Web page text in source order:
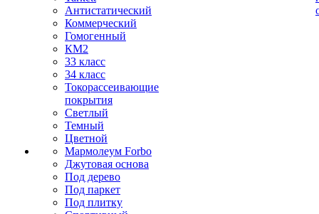
Антистатический
Коммерческий
Гомогенный
КМ2
33 класс
34 класс
Токорассеивающие
покрытия
Светлый
Темный
Цветной
Мармолеум Forbo
Джутовая основа
Под дерево
Под паркет
Под плитку